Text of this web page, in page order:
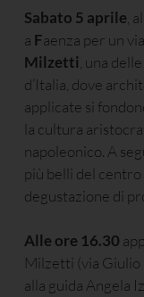
Sabato 5 aprile ,
a Faenza per un
Milzetti , una
d’Italia, dove
applicate si
la cultura
napoleonico. A
più belli del
degustazione di
Alle ore 16.30
Milzetti (via Giulio
alla guida Angela